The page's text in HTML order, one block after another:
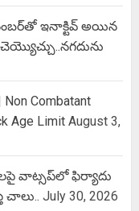
ఇనాక్టివ్ అయిన
Combatant
Age Limit August 3,
వాట్సప్‌లో ఫిర్యాదు
చాలు.. July 30, 2026